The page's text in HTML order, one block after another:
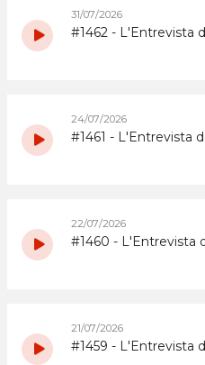
31/07/2026
24/07/2026
22/07/2026
21/07/2026